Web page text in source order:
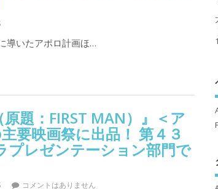
導いたアポロ計画ほ…
題：FIRST MAN）』＜ア
要映画祭に出品！ 第４３
プレゼンテーション部門で
コメントはありません